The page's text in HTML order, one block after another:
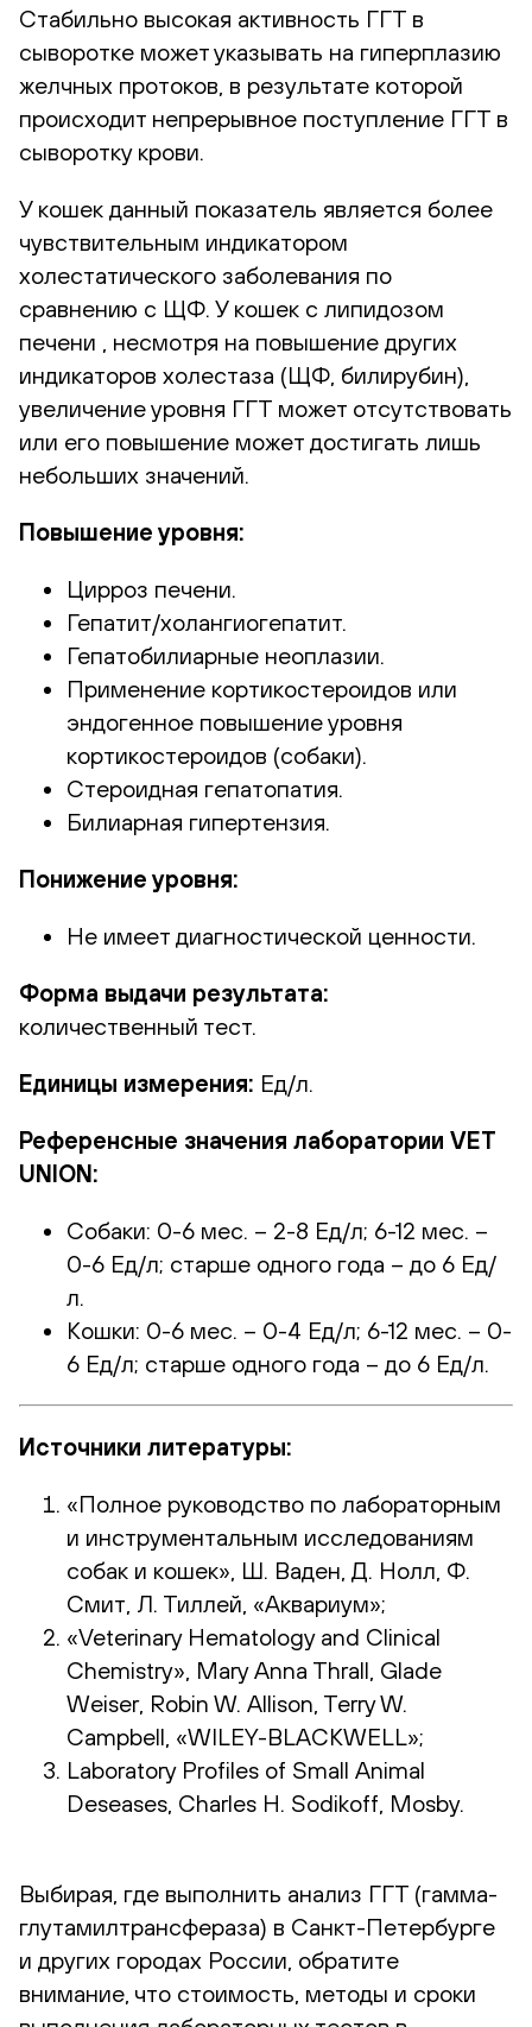
Стабильно высокая активность ГГТ в
сыворотке может указывать на гиперплазию
желчных протоков, в результате которой
происходит непрерывное поступление ГГТ в
сыворотку крови.
У кошек данный показатель является более
чувствительным индикатором
холестатического заболевания по
сравнению с ЩФ. У кошек с липидозом
печени , несмотря на повышение других
индикаторов холестаза (ЩФ, билирубин),
увеличение уровня ГГТ может отсутствовать
или его повышение может достигать лишь
небольших значений.
Повышение уровня:
Цирроз печени.
Гепатит/холангиогепатит.
Гепатобилиарные неоплазии.
Применение кортикостероидов или
эндогенное повышение уровня
кортикостероидов (собаки).
Стероидная гепатопатия.
Билиарная гипертензия.
Понижение уровня:
Не имеет диагностической ценности.
Форма выдачи результата:
количественный тест.
Единицы измерения: Ед/л.
Референсные значения лаборатории VET
UNION:
Собаки: 0-6 мес. – 2-8 Ед/л; 6-12 мес. –
0-6 Ед/л; старше одного года – до 6 Ед/
л.
Кошки: 0-6 мес. – 0-4 Ед/л; 6-12 мес. – 0-
6 Ед/л; старше одного года – до 6 Ед/л.
Источники литературы:
«Полное руководство по лабораторным
и инструментальным исследованиям
собак и кошек», Ш. Ваден, Д. Нолл, Ф.
Смит, Л. Тиллей, «Аквариум»;
«Veterinary Hematology and Clinical
Chemistry», Mary Anna Thrall, Glade
Weiser, Robin W. Allison, Terry W.
Campbell, «WILEY-BLACKWELL»;
Laboratory Profiles of Small Animal
Deseases, Charles H. Sodikoff, Mosby.
Выбирая, где выполнить анализ ГГТ (гамма-
глутамилтрансфераза) в Санкт-Петербурге
и других городах России, обратите
внимание, что стоимость, методы и сроки